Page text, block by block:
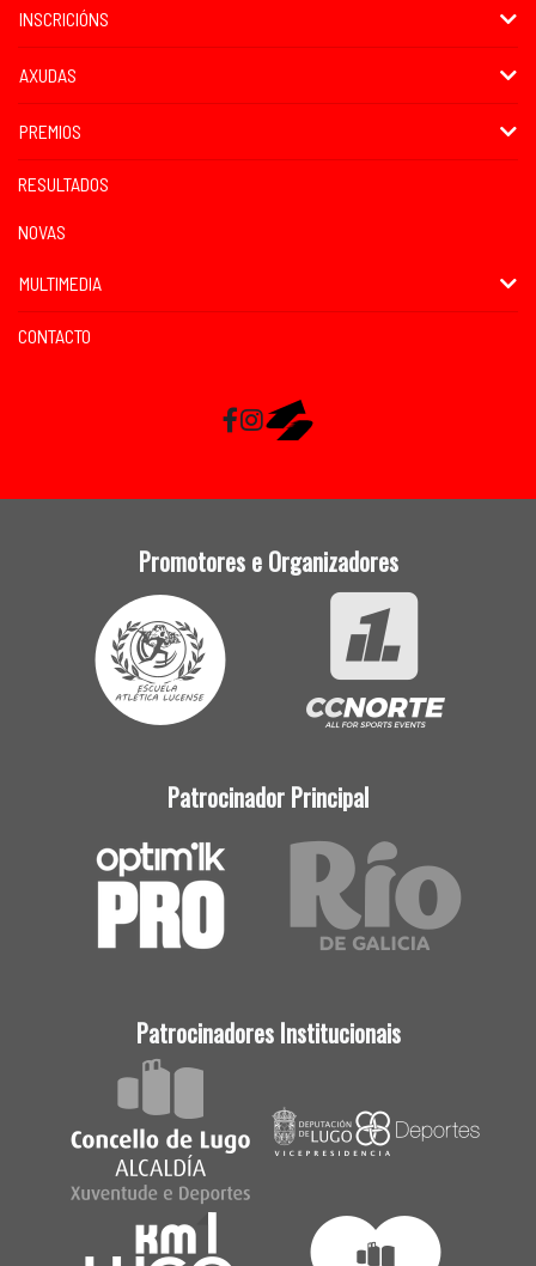
INSCRICIÓNS
AXUDAS
PREMIOS
RESULTADOS
NOVAS
MULTIMEDIA
CONTACTO
Facebook
InstagramRaceMapp
Promotores e Organizadores
Patrocinador Principal
Patrocinadores Institucionais